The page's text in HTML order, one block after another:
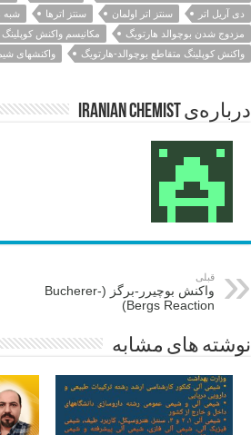
دی آریل اتر
سنتز اتر اولمان سنتز اترها شبه
مزدوج شدن بوچوالد هارتویگ
مکانیسم واکنش کوپلینگ
واکنش کوپلینگ متقاطع بوچوالد-هارتویگ
واکنشهای
درباره‌ی Iranian Chemist
قبلی
واکنش بوچیرر-برگز (Bucherer-
Bergs Reaction)
نوشته های مشابه